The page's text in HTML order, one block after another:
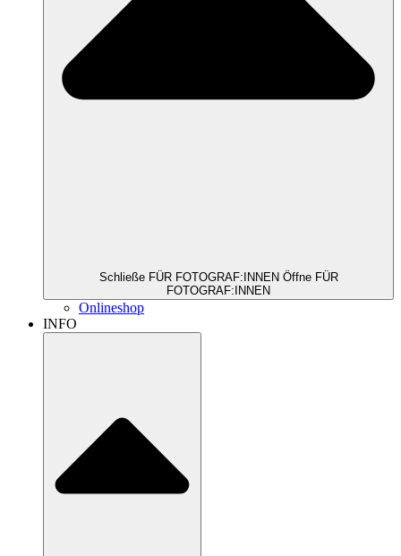
Schließe FÜR FOTOGRAF:INNEN Öffne FÜR
FOTOGRAF:INNEN
Onlineshop
INFO